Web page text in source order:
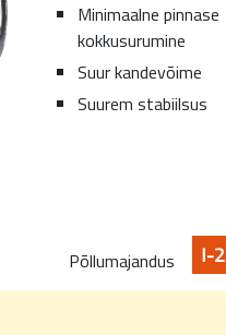
Minimaalne pinnase
kokkusurumine
Suur kandevõime
Suurem stabiilsus
Põllumajandus I-2